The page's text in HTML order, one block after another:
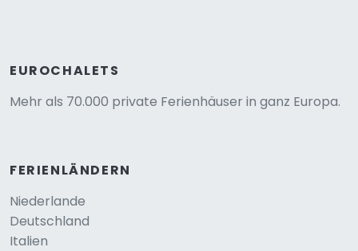
EUROCHALETS
Mehr als 70.000 private Ferienhäuser in ganz Europa.
FERIENLÄNDERN
Niederlande
Deutschland
Italien